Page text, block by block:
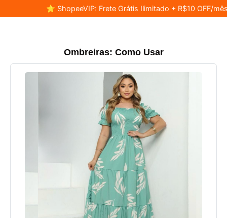
⭐ ShopeeVIP: Frete Grátis Ilimitado + R$10 OFF/
Ombreiras: Como Usar